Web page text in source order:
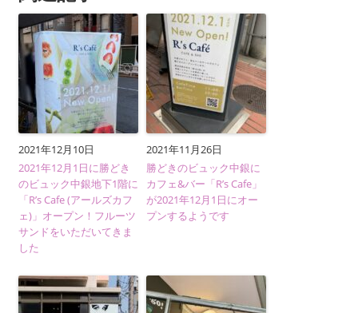
2021年12月10日
2021年12月1日に勝どき
のビュック中銀地下1階に
「R’s Cafe (アールズカフ
ェ)」オープン！フルーツ
サンドをいただいてきま
した
2021年11月26日
勝どきのビュック中銀に
カフェ&バー「R’s Cafe」
が2021年12月1日にオー
プンするようです